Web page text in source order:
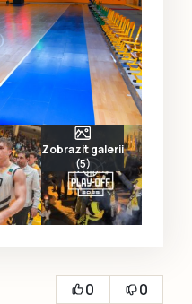
Zobrazit galerii
(5)
0
0